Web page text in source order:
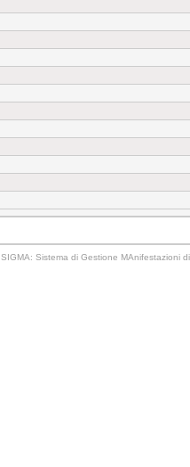
SIGMA: Sistema di Gestione MAnifestazioni